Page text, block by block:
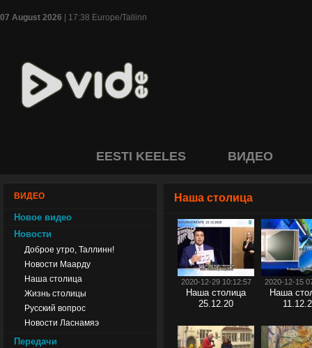
07 August 2026 | 17:38 Europe/Tallinn
EESTI KEELES ВИДЕО
ВИДЕО
Новое видео
Новости
Доброе утро, Таллинн!
Новости Маарду
Наша столица
Жизнь столицы
Русский вопрос
Новости Ласнамяэ
Передачи
Наша столица
2020-12-29 10:12:57
Наша столица
25.12.20
2020-12-15
Наша